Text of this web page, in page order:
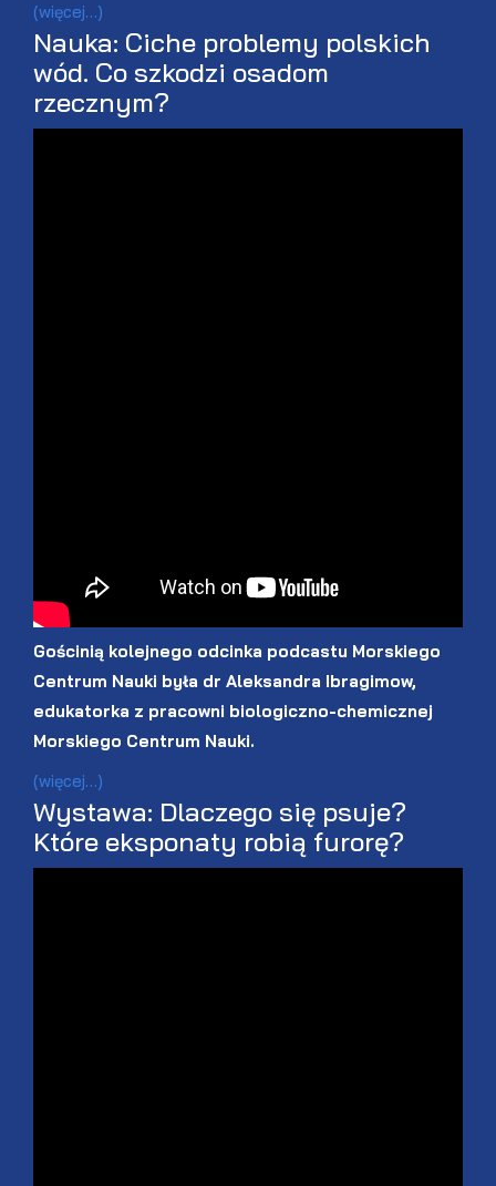
(więcej…)
Nauka: Ciche problemy polskich
wód. Co szkodzi osadom
rzecznym?
Gościnią kolejnego odcinka podcastu Morskiego
Centrum Nauki była dr Aleksandra Ibragimow,
edukatorka z pracowni biologiczno-chemicznej
Morskiego Centrum Nauki.
(więcej…)
Wystawa: Dlaczego się psuje?
Które eksponaty robią furorę?